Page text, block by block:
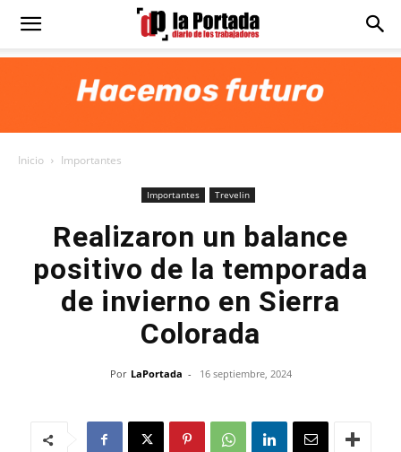
Diario
Inicio Importantes
Importantes Trevelin
Realizaron un balance
positivo de la temporada
de invierno en Sierra
Colorada
Por LaPortada - 16 septiembre, 2024